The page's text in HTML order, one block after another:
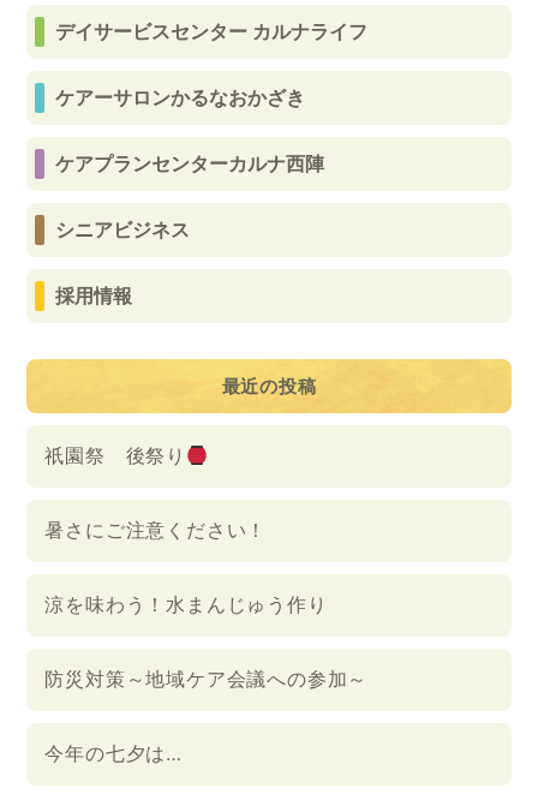
デイサービスセンター カルナライフ
ケアーサロンかるなおかざき
ケアプランセンターカルナ西陣
シニアビジネス
採用情報
最近の投稿
祇園祭 後祭り
暑さにご注意ください！
涼を味わう！水まんじゅう作り
防災対策～地域ケア会議への参加～
今年の七夕は…